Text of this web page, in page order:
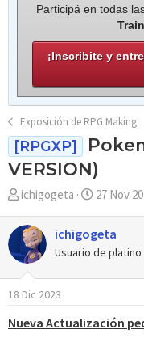
Participá en todas
¡Inscribite y
Exposición de RPG Making
[RPGXP]
VERSION)
A
t
o
r
ichigogeta
F
h
a
d
n
27 Nov
ichigogeta
Usuario de platino
18 Dic 2023
Nueva Actualización